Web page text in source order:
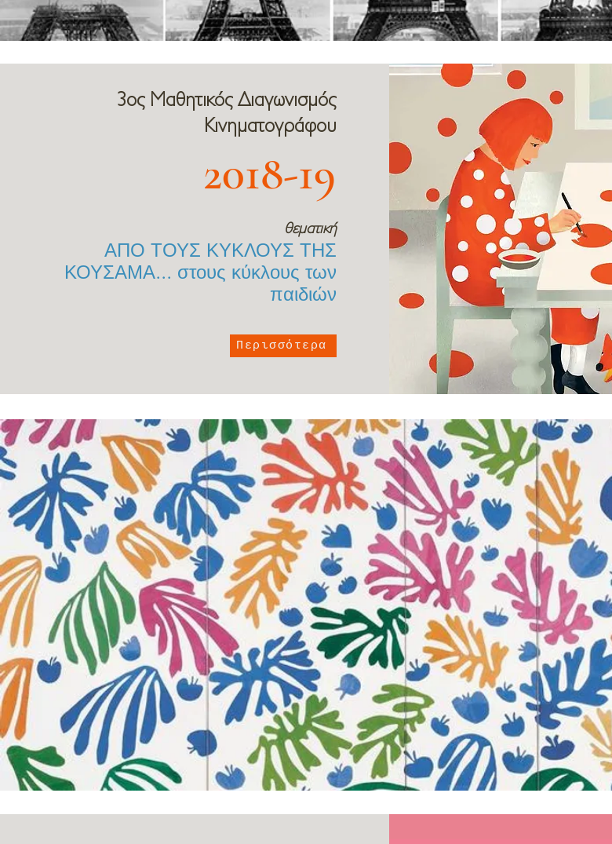
3ος Μαθητικός Διαγωνισμός
Κινηματογράφου
2018-19
θεματική
ΑΠΟ ΤΟΥΣ ΚΥΚΛΟΥΣ ΤΗΣ
ΚΟΥΣΑΜΑ... στους κύκλους των
παιδιών
Περισσότερα